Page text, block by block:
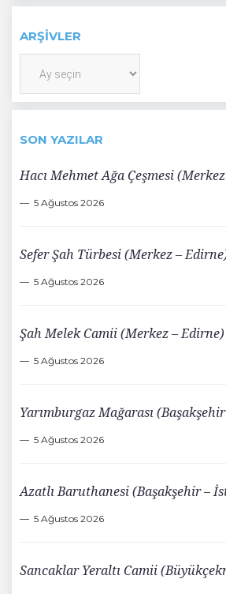
ARŞIVLER
SON YAZILAR
Hacı Mehmet Ağa Çeşmesi
5 Ağustos 2026
Sefer Şah Türbesi (Merkez –
5 Ağustos 2026
Şah Melek Camii (Merkez – Edirne)
5 Ağustos 2026
Yarımburgaz Mağarası
5 Ağustos 2026
Azatlı Baruthanesi (Başakşehir –
5 Ağustos 2026
Sancaklar Yeraltı Camii